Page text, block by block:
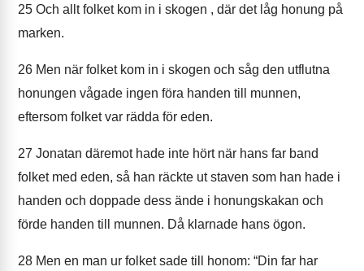
25 Och allt folket kom in i skogen , där det låg honung på
marken.
26 Men när folket kom in i skogen och såg den utflutna
honungen vågade ingen föra handen till munnen,
eftersom folket var rädda för eden.
27 Jonatan däremot hade inte hört när hans far band
folket med eden, så han räckte ut staven som han hade i
handen och doppade dess ände i honungskakan och
förde handen till munnen. Då klarnade hans ögon.
28 Men en man ur folket sade till honom: “Din far har